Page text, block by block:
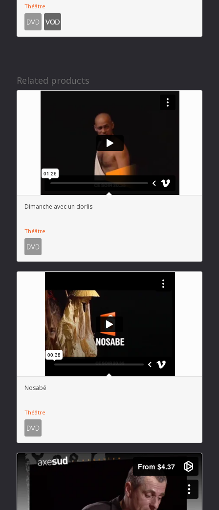
Théâtre
Related products
Dimanche avec un dorlis
Théâtre
Nosabé
Théâtre